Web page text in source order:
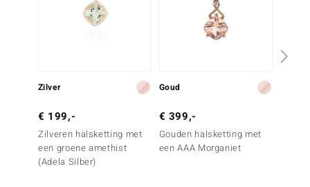
Collection
Zilver
€ 199,-
Zilveren halsketting met
een groene amethist
(Adela Silber)
Goud
€ 399,-
Gouden halsketting met
een AAA Morganiet